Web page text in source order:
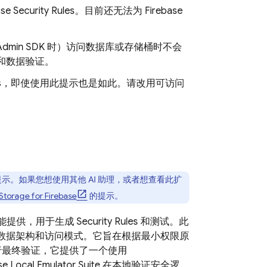
Security Rules。目前还无法为 Firebase
SDK 时）访问数据库或存储桶时不会
据验证。
，即使使用此提示也是如此。请改用可访问
。如果您想使用其他 AI 助理，或者想查看此扩
for Firebase 的提示。
提供，用于生成 Security Rules 和测试。此
据架构和访问模式。它旨在根据最小权限原
终验证，它提供了一个使用